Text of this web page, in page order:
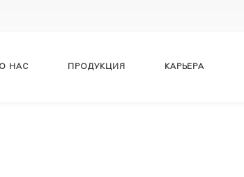
НАС ПРОДУКЦИЯ КАРЬЕРА